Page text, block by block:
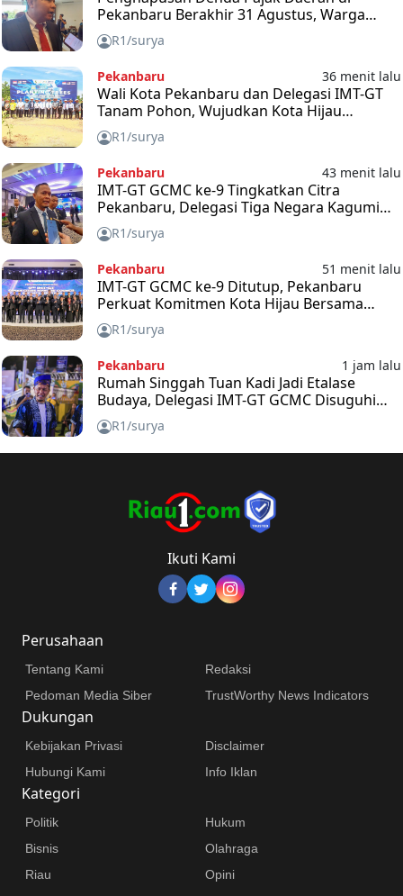
Pekanbaru Berakhir 31 Agustus, Warga
Diimbau Segera Manfaatkan Kesempatan
R1/surya
Pekanbaru 36 menit lalu
Wali Kota Pekanbaru dan Delegasi IMT-GT
Tanam Pohon, Wujudkan Kota Hijau
Berkelanjutan
R1/surya
Pekanbaru 43 menit lalu
IMT-GT GCMC ke-9 Tingkatkan Citra
Pekanbaru, Delegasi Tiga Negara Kagumi
Inovasi Kota
R1/surya
Pekanbaru 51 menit lalu
IMT-GT GCMC ke-9 Ditutup, Pekanbaru
Perkuat Komitmen Kota Hijau Bersama
Indonesia, Malaysia, dan Thailand
R1/surya
Pekanbaru 1 jam lalu
Rumah Singgah Tuan Kadi Jadi Etalase
Budaya, Delegasi IMT-GT GCMC Disuguhi
Kuliner dan Durian Riau
R1/surya
Ikuti Kami
Perusahaan
Tentang Kami
Redaksi
Pedoman Media Siber
TrustWorthy News Indicators
Dukungan
Kebijakan Privasi
Disclaimer
Hubungi Kami
Info Iklan
Kategori
Politik
Hukum
Bisnis
Olahraga
Riau
Opini